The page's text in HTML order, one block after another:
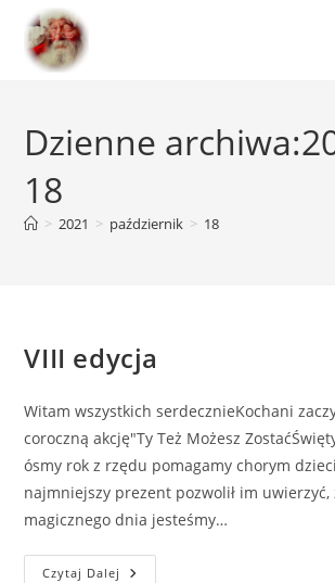
Dzienne
18
> 2021 > październik > 18
VIII edycja
Witam wszystkich serdecznieKochani
coroczną akcję"Ty Też Możesz
ósmy rok z rzędu pomagamy chorym
najmniejszy prezent pozwolił im uwierzyć,
magicznego dnia jesteśmy…
Czytaj Dalej